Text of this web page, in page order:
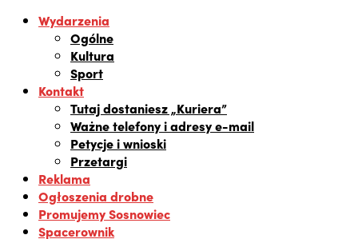
Wydarzenia
Ogólne
Kultura
Sport
Kontakt
Tutaj dostaniesz „Kuriera”
Ważne telefony i adresy e-mail
Petycje i wnioski
Przetargi
Reklama
Ogłoszenia drobne
Promujemy Sosnowiec
Spacerownik